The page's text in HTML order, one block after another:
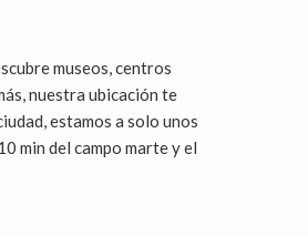
museos, centros
nuestra ubicación te
estamos a solo unos
min del campo marte y el